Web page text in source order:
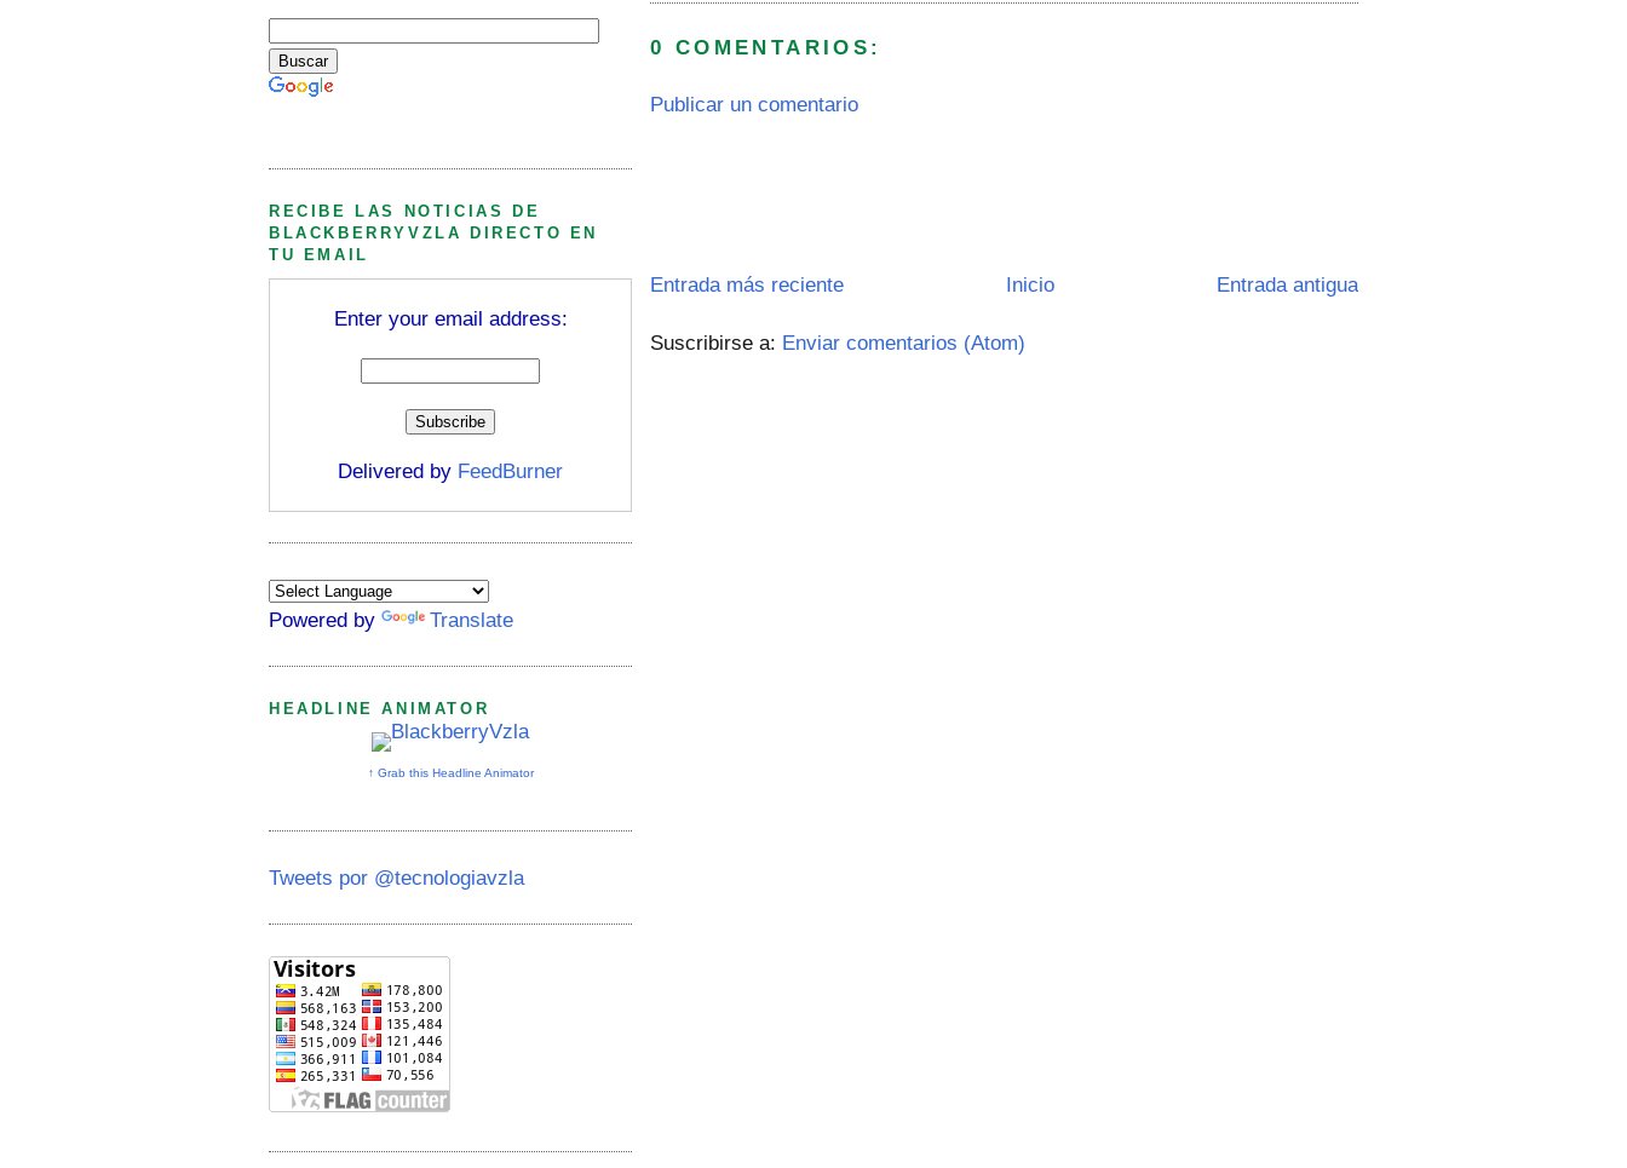
0 COMENTARIOS:
Publicar un comentario
Entrada más reciente Entrada antigua
Inicio
Suscribirse a: Enviar comentarios (Atom)
RECIBE LAS NOTICIAS DE
BLACKBERRYVZLA DIRECTO EN
TU EMAIL
Enter your email address:
Delivered by FeedBurner
Powered by Translate
HEADLINE ANIMATOR
↑ Grab this Headline Animator
Tweets por @tecnologiavzla